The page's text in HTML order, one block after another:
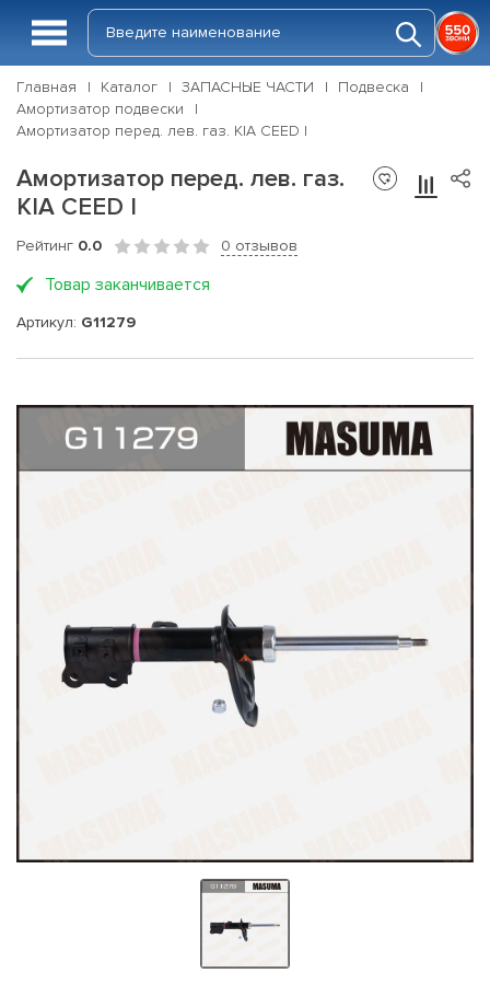
Главная Каталог ЗАПАСНЫЕ ЧАСТИ
Подвеска
Амортизатор подвески
Амортизатор перед. лев. газ. KIA CEED I
Амортизатор перед. лев. газ.
KIA CEED I
Рейтинг 0.0 0 отзывов
Товар заканчивается
Артикул: G11279